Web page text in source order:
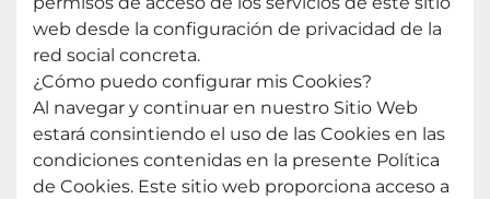
web desde la configuración de privacidad de la
red social concreta.
¿Cómo puedo configurar mis Cookies?
Al navegar y continuar en nuestro Sitio Web
estará consintiendo el uso de las Cookies en las
condiciones contenidas en la presente Política
de Cookies. Este sitio web proporciona acceso a